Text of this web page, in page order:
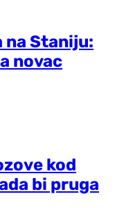
na Staniju:
novac
kod
bi pruga